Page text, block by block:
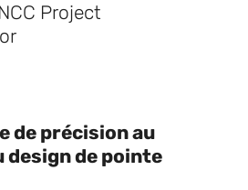
Project
de précision au
design de pointe